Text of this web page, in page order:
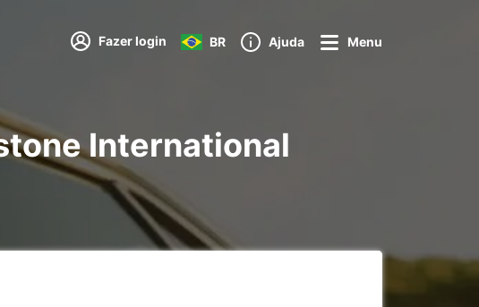
Fazer login BR Ajuda Menu
International